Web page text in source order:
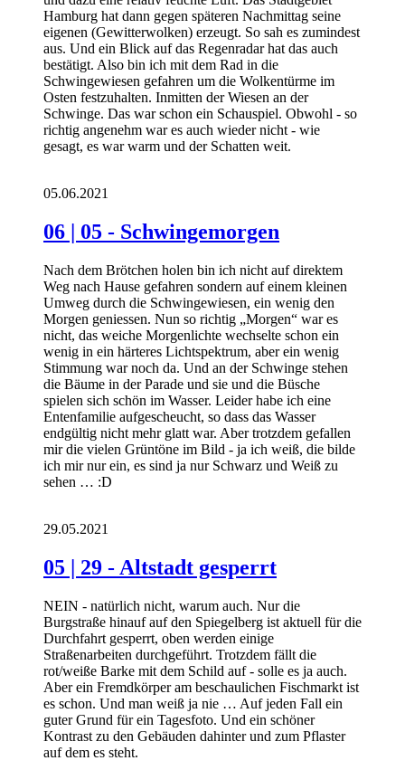
Hamburg hat dann gegen späteren Nachmittag seine
eigenen (Gewitterwolken) erzeugt. So sah es zumindest
aus. Und ein Blick auf das Regenradar hat das auch
bestätigt. Also bin ich mit dem Rad in die
Schwingewiesen gefahren um die Wolkentürme im
Osten festzuhalten. Inmitten der Wiesen an der
Schwinge. Das war schon ein Schauspiel. Obwohl - so
richtig angenehm war es auch wieder nicht - wie
gesagt, es war warm und der Schatten weit.
05.06.2021
06 | 05 - Schwingemorgen
Nach dem Brötchen holen bin ich nicht auf direktem
Weg nach Hause gefahren sondern auf einem kleinen
Umweg durch die Schwingewiesen, ein wenig den
Morgen geniessen. Nun so richtig „Morgen“ war es
nicht, das weiche Morgenlichte wechselte schon ein
wenig in ein härteres Lichtspektrum, aber ein wenig
Stimmung war noch da. Und an der Schwinge stehen
die Bäume in der Parade und sie und die Büsche
spielen sich schön im Wasser. Leider habe ich eine
Entenfamilie aufgescheucht, so dass das Wasser
endgültig nicht mehr glatt war. Aber trotzdem gefallen
mir die vielen Grüntöne im Bild - ja ich weiß, die bilde
ich mir nur ein, es sind ja nur Schwarz und Weiß zu
sehen … :D
29.05.2021
05 | 29 - Altstadt gesperrt
NEIN - natürlich nicht, warum auch. Nur die
Burgstraße hinauf auf den Spiegelberg ist aktuell für die
Durchfahrt gesperrt, oben werden einige
Straßenarbeiten durchgeführt. Trotzdem fällt die
rot/weiße Barke mit dem Schild auf - solle es ja auch.
Aber ein Fremdkörper am beschaulichen Fischmarkt ist
es schon. Und man weiß ja nie … Auf jeden Fall ein
guter Grund für ein Tagesfoto. Und ein schöner
Kontrast zu den Gebäuden dahinter und zum Pflaster
auf dem es steht.